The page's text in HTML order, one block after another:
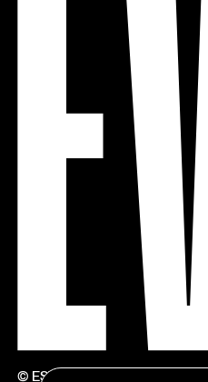
© ESTÚDIOS VICTOR CÓRDON